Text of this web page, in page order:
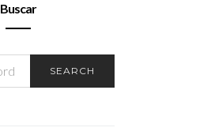
Buscar
SEARCH